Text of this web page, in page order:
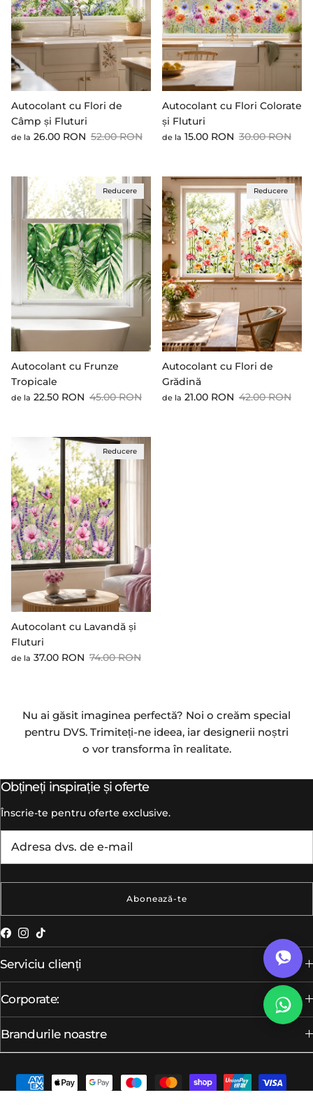
Autocolant cu Flori de
Câmp și Fluturi
Preț cu reducere
de la 26.00 RON Preț standard
52.00 RON
Autocolant cu Flori Colorate
și Fluturi
Preț cu reducere
de la 15.00 RON Preț standard
30.00 RON
Reducere
Autocolant cu Frunze
Tropicale
Preț cu reducere
de la 22.50 RON Preț standard
45.00 RON
Reducere
Autocolant cu Flori de
Grădină
Preț cu reducere
de la 21.00 RON Preț standard
42.00 RON
Reducere
Autocolant cu Lavandă și
Fluturi
Preț cu reducere
de la 37.00 RON Preț standard
74.00 RON
Nu ai găsit imaginea perfectă? Noi o creăm special
pentru DVS. Trimiteți-ne ideea, iar designerii noștri
o vor transforma în realitate.
Serviciu clienți
Corporate:
Brandurile noastre
Obțineți inspirație și oferte
Înscrie-te pentru oferte exclusive.
Abonează-te
Facebook
Instagram
TikTok